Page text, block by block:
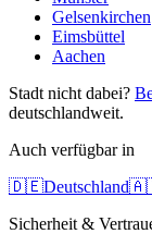
Gelsenkirchen
Eimsbüttel
Aachen
Stadt nicht dabei?
deutschlandweit.
Auch verfügbar in
🇩🇪Deutschland
Sicherheit &